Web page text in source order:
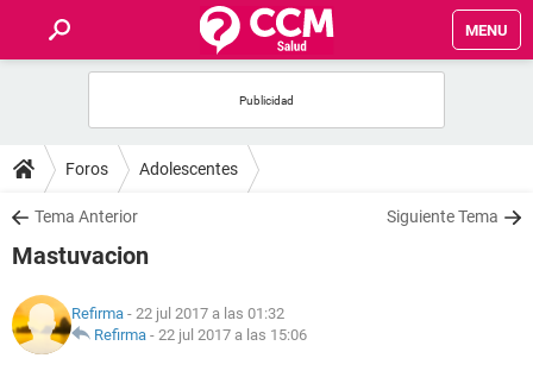
MENU
FOROS
SALUD
NUTRICIÓN
Foros Adolescentes
Tema Anterior Siguiente Tema
Mastuvacion
Refirma - 22 jul 2017 a las 01:32
Refirma - 22 jul 2017 a las 15:06